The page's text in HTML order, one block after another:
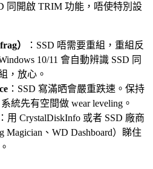
同開啟 TRIM 功能，唔使特別設
）
：SSD 唔需要重組，重組反
10/11 會自動辨識 SSD 同
，放心。
：SSD 寫滿晒會嚴重跌速。保持
統先有空間做 wear leveling。
：用 CrystalDiskInfo 或者 SSD 廠商
Magician、WD Dashboard）睇住